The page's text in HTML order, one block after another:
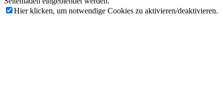
Hier klicken, um notwendige Cookies zu aktivieren/deaktivieren.